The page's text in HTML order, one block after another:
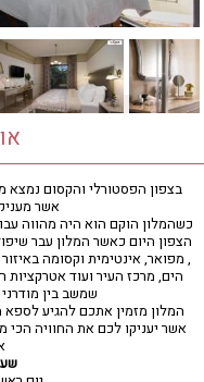
טיפול קלאסי
טיפולי קוסמטיקה
סאונה רטובה
סאונה יבשה
עיסוי תאילנדי
בצפון הפסטורלי והקסום נמצא
אשר
כשהמלון הוקם הוא היה מהווה
הצפון היום כאשר המלון עבר
, מפואר, אינטימית וקסומה
שמשב בין
המלון מזמין אתכם להגיע
אשר יעניקו לכם את החוויה